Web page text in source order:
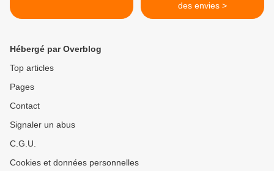
des envies >
Hébergé par Overblog
Top articles
Pages
Contact
Signaler un abus
C.G.U.
Cookies et données personnelles